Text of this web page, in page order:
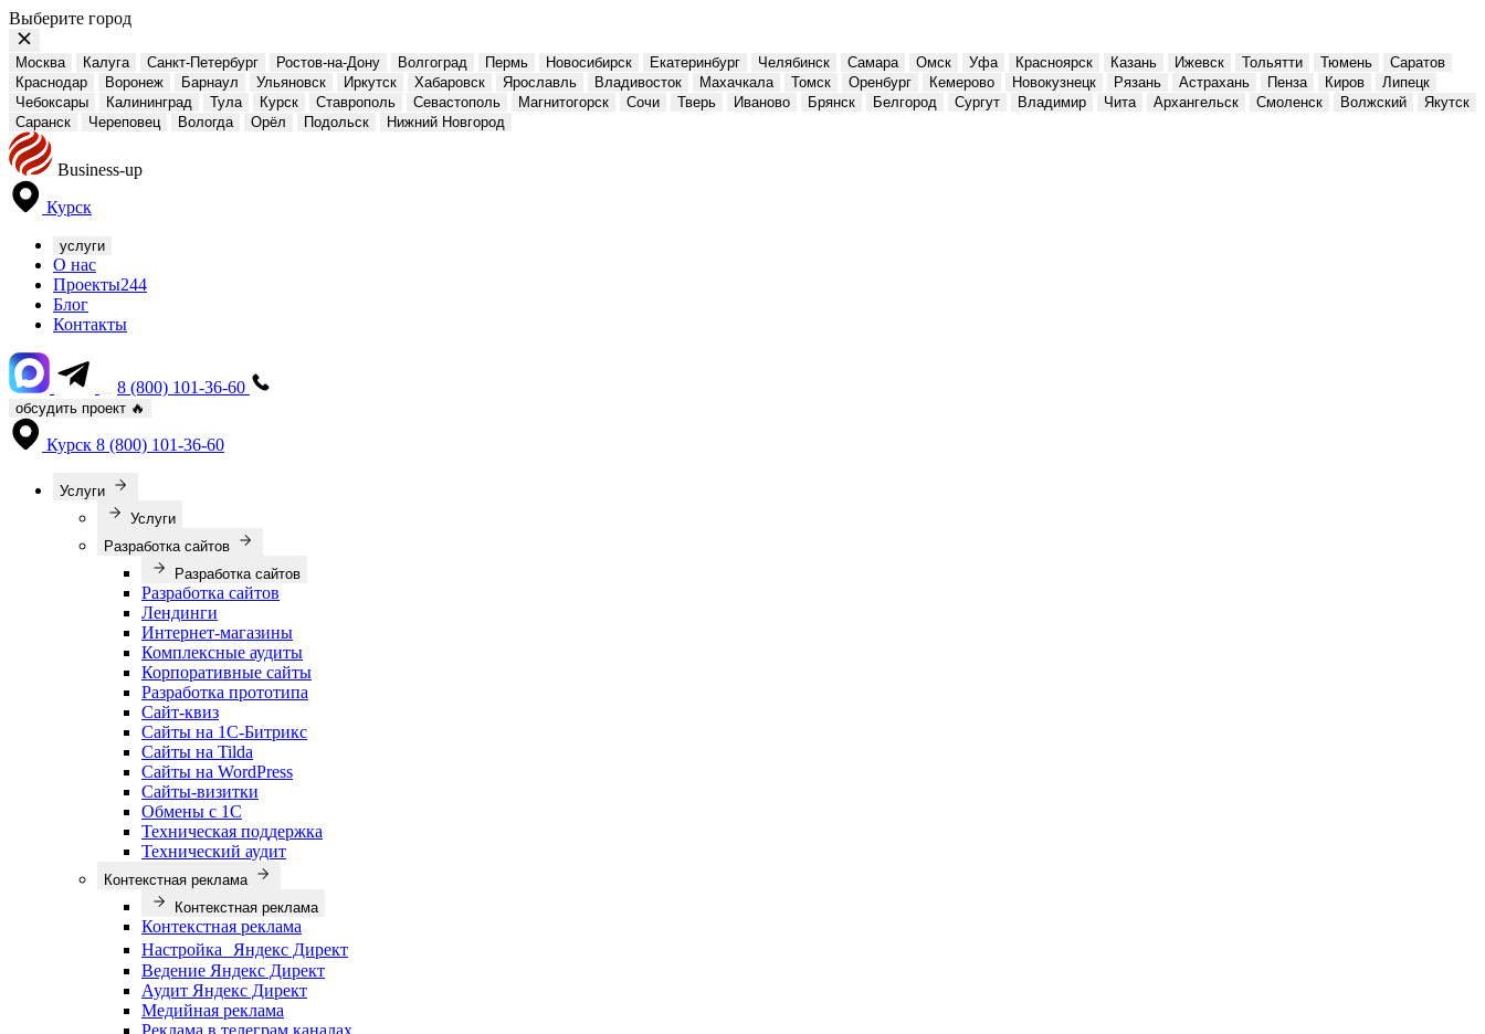
Выберите город
Москва Калуга Санкт-Петербург Ростов-на-Дону Волгоград Пермь Новосибирск Екатеринбург Челябинск Самара Омск Уфа Красноярск Казань Ижевск Тольятти Тюмень
Саратов
Краснодар
Воронеж Барнаул Ульяновск Иркутск Хабаровск Ярославль Владивосток Махачкала Томск Оренбург Кемерово Новокузнецк Рязань Астрахань Пенза Киров
Липецк
Чебоксары
Калининград Тула Курск Ставрополь Севастополь Магнитогорск Сочи Тверь Иваново Брянск Белгород Сургут Владимир Чита Архангельск Смоленск Волжский
Якутск
Саранск
Череповец Вологда Орёл Подольск Нижний Новгород
Business-up
Курск
услуги
О нас
Проекты244
Блог
Контакты
8 (800) 101-36-60
обсудить проект 🔥
Курск 8 (800) 101-36-60
Услуги
Услуги
Разработка сайтов
Разработка сайтов
Разработка сайтов
Лендинги
Интернет-магазины
Комплексные аудиты
Корпоративные сайты
Разработка прототипа
Сайт-квиз
Сайты на 1С-Битрикс
Сайты на Tilda
Сайты на WordPress
Сайты-визитки
Обмены с 1С
Техническая поддержка
Технический аудит
Контекстная реклама
Контекстная реклама
Контекстная реклама
Настройка Яндекс Директ
Ведение Яндекс Директ
Аудит Яндекс Директ
Медийная реклама
Реклама в телеграм каналах